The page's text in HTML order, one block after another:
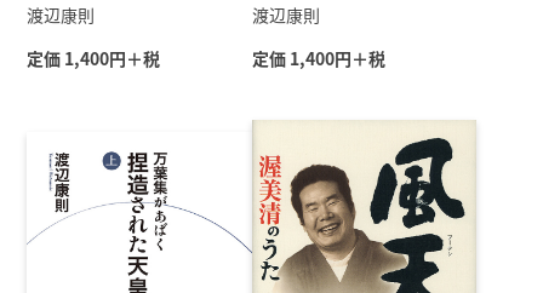
渡辺康則
定価 1,400円＋税
渡辺康則
定価 1,400円＋税